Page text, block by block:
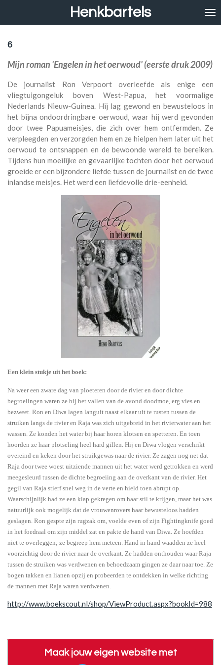
de
Henkbartels
6
Mijn roman 'Engelen in het oerwoud' (eerste druk 2009)
De journalist Ron Verpoort overleefde als enige een
vliegtuigongeluk boven West-Papua, het voormalige
Nederlands Nieuw-Guinea. Hij lag gewond en bewusteloos in
het bijna ondoordringbare oerwoud, waar hij werd gevonden
door twee Papuameisjes, die zich over hem ontfermden. Ze
verpleegden en verzorgden hem en ze hielpen hem later uit het
oerwoud te ontsnappen en de bewoonde wereld te bereiken.
Tijdens hun moeilijke en gevaarlijke tochten door het oerwoud
groeide er een bijzondere liefde tussen de journalist en de twee
inlandse meisjes. Het werd een liefdevolle drie-eenheid.
Een klein stukje uit het boek:
Na weer een zware dag van ploeteren door de rivier en door dichte
begroeiingen waren ze bij het vallen van de avond doodmoe, erg vies en
bezweet. Ron en Diwa lagen languit naast elkaar uit te rusten tussen de
struiken langs de rivier en Raja was zich uitgebreid in het rivierwater aan het
wassen. Ze konden het water bij haar horen klotsen en spetteren. En toen
hoorden ze haar plotseling heel hard gillen. Hij en Diwa vlogen verschrikt
overeind en keken door het struikgewas naar de rivier. Ze zagen nog net dat
Raja door twee woest uitziende mannen uit het water werd getrokken en werd
meegesleurd tussen de dichte begroeiing aan de overkant van de rivier. Het
gegil van Raja stierf snel weg in de verte en hield toen abrupt op.
Waarschijnlijk had ze een klap gekregen om haar stil te krijgen, maar het was
natuurlijk ook mogelijk dat de vrouwenrovers haar bewusteloos hadden
geslagen. Ron gespte zijn rugzak om, voelde even of zijn Fightingknife goed
in het foedraal om zijn middel zat en pakte de hand van Diwa. Ze hoefden
niet te overleggen; ze begreep hem meteen. Hand in hand waadden ze heel
voorzichtig door de rivier naar de overkant. Ze hadden onthouden waar Raja
tussen de struiken was verdwenen en behoedzaam gingen ze daar naar toe. Ze
bogen takken en lianen opzij en probeerden te ontdekken in welke richting
de mannen met Raja waren verdwenen.
http://www.boekscout.nl/shop/ViewProduct.aspx?bookId=988
Maak jouw eigen website met